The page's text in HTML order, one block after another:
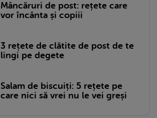
Mâncăruri de post: rețete care
vor încânta și copiii
3 rețete de clătite de post de te
lingi pe degete
Salam de biscuiți: 5 rețete pe
care nici să vrei nu le vei greși